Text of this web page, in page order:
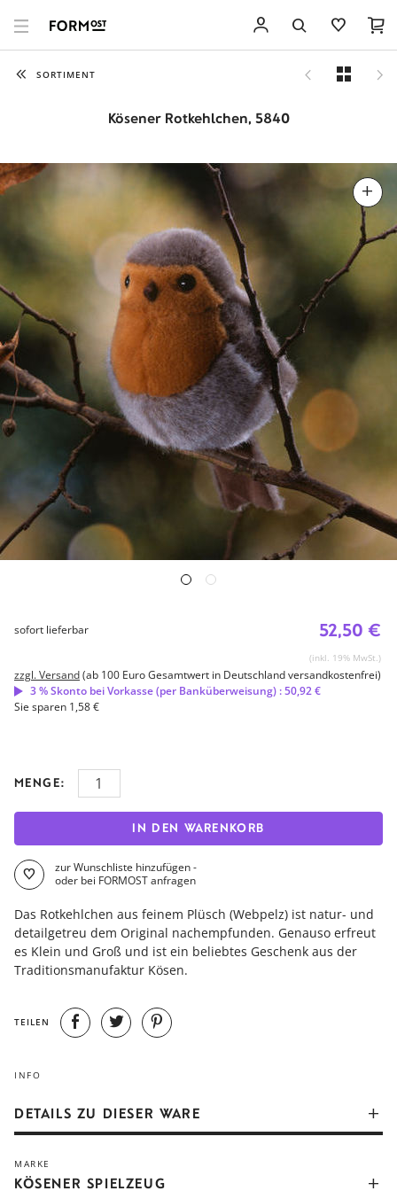
SORTIMENT
Kösener Rotkehlchen, 5840
52,50 €
(inkl. 19% MwSt.)
sofort lieferbar
zzgl. Versand(ab 100 Euro Gesamtwert in Deutschland versandkostenfrei)
3 % Skonto bei Vorkasse (per Banküberweisung) : 50,92 €
Sie sparen 1,58 €
MENGE:
IN DEN WARENKORB
zur Wunschliste hinzufügen -
oder bei FORMOST anfragen
Das Rotkehlchen aus feinem Plüsch (Webpelz) ist natur- und
detailgetreu dem Original nachempfunden. Genauso erfreut
es Klein und Groß und ist ein beliebtes Geschenk aus der
Traditionsmanufaktur Kösen.
TEILEN
INFO
DETAILS ZU DIESER WARE
hat nach 1989 mit jungen Designern aus Halle den
MARKE
KÖSENER SPIELZEUG